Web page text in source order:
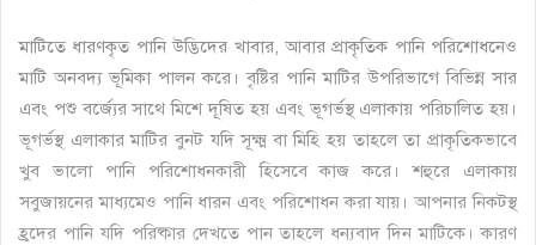
মাটিতে ধারণকৃত পানি উদ্ভিদের খাবার, আবার প্রাকৃতিক পানি পরিশোধনেও
মাটি অনবদ্য ভূমিকা পালন করে। বৃষ্টির পানি মাটির উপরিভাগে বিভিন্ন সার
এবং পশু বর্জ্যের সাথে মিশে দূষিত হয় এবং ভূগর্ভস্থ এলাকায় পরিচালিত হয়।
ভূগর্ভস্থ এলাকার মাটির বুনট যদি সূক্ষ্ম বা মিহি হয় তাহলে তা প্রাকৃতিকভাবে
খুব ভালো পানি পরিশোধনকারী হিসেবে কাজ করে। শহুরে এলাকায়
সবুজায়নের মাধ্যমেও পানি ধারন এবং পরিশোধন করা যায়। আপনার নিকটস্থ
হ্রদের পানি যদি পরিষ্কার দেখতে পান তাহলে ধন্যবাদ দিন মাটিকে। কারণ